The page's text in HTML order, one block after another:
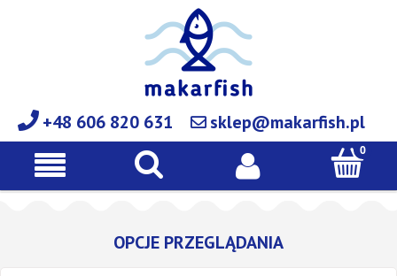
+48 606 820 631 sklep@makarfish.pl
OPCJE PRZEGLĄDANIA